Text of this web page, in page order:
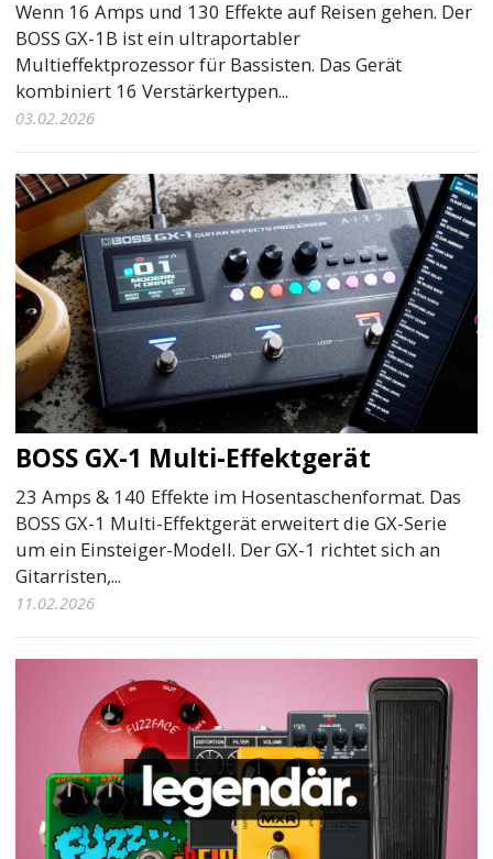
Wenn 16 Amps und 130 Effekte auf Reisen gehen. Der
BOSS GX-1B ist ein ultraportabler
Multieffektprozessor für Bassisten. Das Gerät
kombiniert 16 Verstärkertypen...
03.02.2026
BOSS GX-1 Multi-Effektgerät
23 Amps & 140 Effekte im Hosentaschenformat. Das
BOSS GX-1 Multi-Effektgerät erweitert die GX-Serie
um ein Einsteiger-Modell. Der GX-1 richtet sich an
Gitarristen,...
11.02.2026